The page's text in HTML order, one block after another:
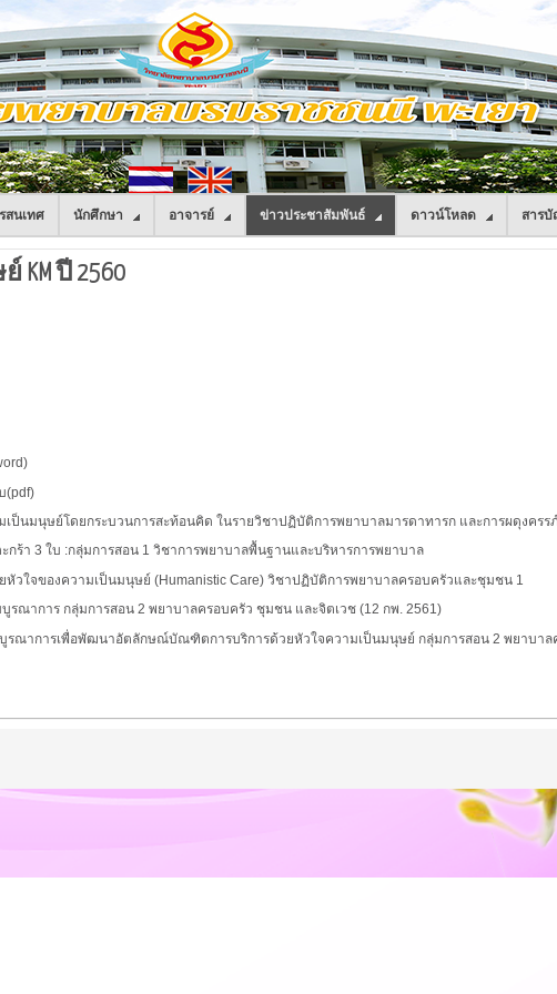
สนเทศ นักศึกษา อาจารย์ ข่าวประชาสัมพันธ์ ดาวน์โหลด สารบั
ปี 2560
(pdf)
ป็นมนุษย์โดยกระบวนการสะท้อนคิด ในรายวิชาปฏิบัติการพยาบาลมารดาทารก และการผดุงครร
กร้า 3 ใบ :กลุ่มการสอน 1 วิชาการพยาบาลพื้นฐานและบริหารการพยาบาล
ยหัวใจของความเป็นมนุษย์ (Humanistic Care) วิชาปฏิบัติการพยาบาลครอบครัวและชุมชน 1
รณาการ กลุ่มการสอน 2 พยาบาลครอบครัว ชุมชน และจิตเวช (12 กพ. 2561)
บูรณาการเพื่อพัฒนาอัตลักษณ์บัณฑิตการบริการด้วยหัวใจความเป็นมนุษย์ กลุ่มการสอน 2 พยาบา